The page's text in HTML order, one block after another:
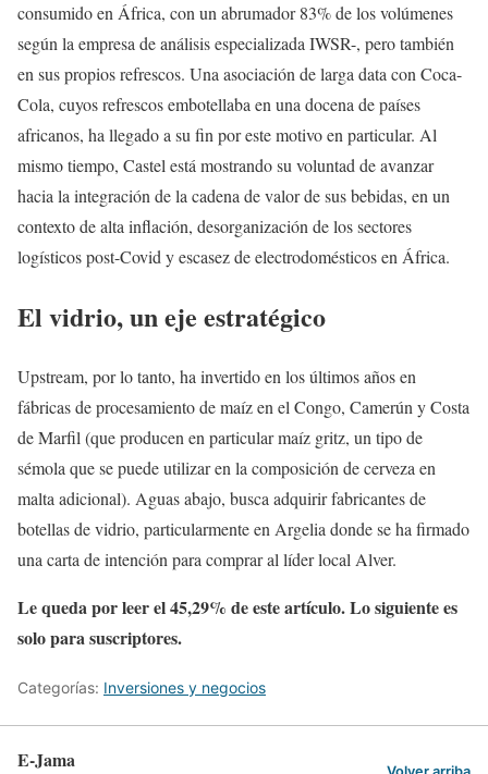
consumido en África, con un abrumador 83% de los volúmenes
según la empresa de análisis especializada IWSR-, pero también
en sus propios refrescos. Una asociación de larga data con Coca-
Cola, cuyos refrescos embotellaba en una docena de países
africanos, ha llegado a su fin por este motivo en particular. Al
mismo tiempo, Castel está mostrando su voluntad de avanzar
hacia la integración de la cadena de valor de sus bebidas, en un
contexto de alta inflación, desorganización de los sectores
logísticos post-Covid y escasez de electrodomésticos en África.
El vidrio, un eje estratégico
Upstream, por lo tanto, ha invertido en los últimos años en
fábricas de procesamiento de maíz en el Congo, Camerún y Costa
de Marfil (que producen en particular maíz gritz, un tipo de
sémola que se puede utilizar en la composición de cerveza en
malta adicional). Aguas abajo, busca adquirir fabricantes de
botellas de vidrio, particularmente en Argelia donde se ha firmado
una carta de intención para comprar al líder local Alver.
Le queda por leer el 45,29% de este artículo. Lo siguiente es
solo para suscriptores.
Categorías: Inversiones y negocios
E-Jama